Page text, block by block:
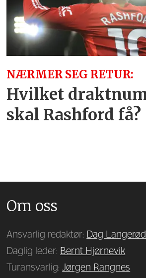
NÆRMER SEG RETUR:
Hvilket
skal Rashford få?
Om oss
Ansvarlig redaktør: Dag Langerød
Daglig leder: Bernt Hjørnevik
Turansvarlig:Jørgen Rangnes